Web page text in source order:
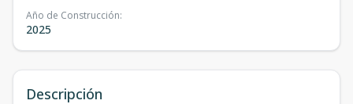
Año de Construcción:
2025
Descripción